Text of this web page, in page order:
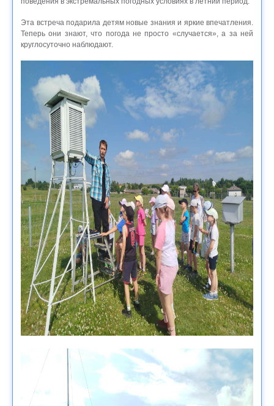
Эта встреча подарила детям новые знания и яркие впечатления.
Теперь они знают, что погода не просто «случается», а за ней
круглосуточно наблюдают.